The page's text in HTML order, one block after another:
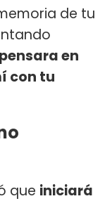
de tu
en
con tu
que iniciará